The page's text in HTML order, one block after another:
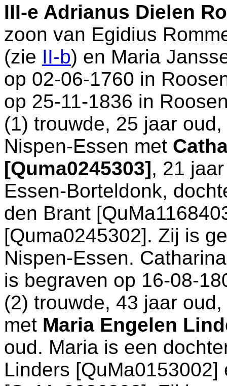
III-e Adrianus Dielen
zoon van Egidius
(zie II-b) en Maria
op 02-06-1760 in
op 25-11-1836 in
(1) trouwde, 25 jaar
Nispen-Essen met
[Quma0245303], 21
Essen-Borteldonk,
den Brant
[Quma0245302]. Zij is
Nispen-Essen.
is begraven op 16-08-
(2) trouwde, 43 jaar
met Maria Engelen
oud. Maria is een
Linders